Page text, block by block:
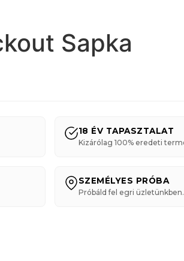
Sapka
18 ÉV TAPASZTALAT
Kizárólag 100% eredeti
SZEMÉLYES PRÓBA
Próbáld fel egri üzletünkben.